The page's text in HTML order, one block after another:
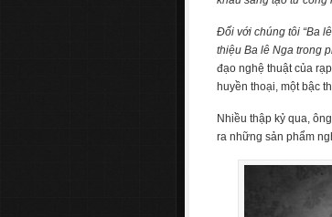
Đối với chúng tôi “Ba
thiệu Ba lê Nga trong
đạo nghệ thuật của
huyền thoại, một bậc
Nhiều thập kỷ qua,
ra những sản phẩm